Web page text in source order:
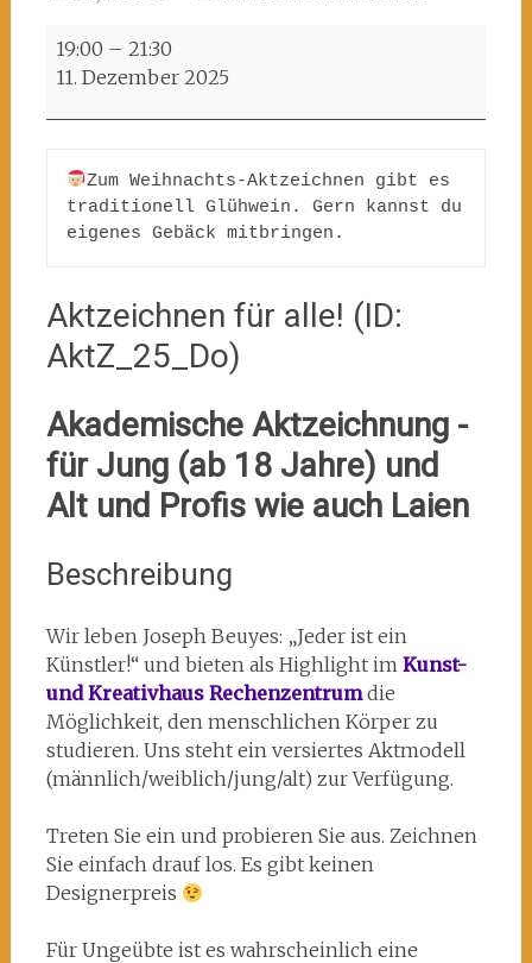
Weihnachts-
für
19:00 – 21:30
11. Dezember 2025
Zum Weihnachts-Aktzeichnen gibt es
traditionell Glühwein. Gern kannst du
eigenes Gebäck mitbringen.
Aktzeichnen für alle! (ID:
AktZ_25_Do)
Akademische Aktzeichnung -
für Jung (ab 18 Jahre) und
Alt und Profis wie auch Laien
Beschreibung
Wir leben Joseph Beuyes: „Jeder ist ein
Künstler!“ und bieten als Highlight im Kunst-
und Kreativhaus Rechenzentrumdie
Möglichkeit, den menschlichen Körper zu
studieren. Uns steht ein versiertes Aktmodell
(männlich/weiblich/jung/alt) zur Verfügung.
Treten Sie ein und probieren Sie aus. Zeichnen
Sie einfach drauf los. Es gibt keinen
Designerpreis
Für Ungeübte ist es wahrscheinlich eine